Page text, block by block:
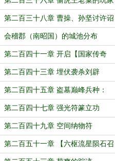
第二百三十八章 曹操、孙坚讨许诏
会稽郡（南昭国）的城池分布
第二百四十一章 开启【国家传奇
度】
第二百四十三章 埋伏袭杀刘辟
第二百四十五章 盗墓巅峰兵种：
【摸金校尉】！
第二百四十七章 强光符篆立功
第二百四十九章 空间纳物符
第二百五十一章 【六枢流星陨石召